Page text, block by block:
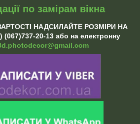
по замірам вікна
НАДСИЛАЙТЕ РОЗМІРИ НА
20-13 або на електронну